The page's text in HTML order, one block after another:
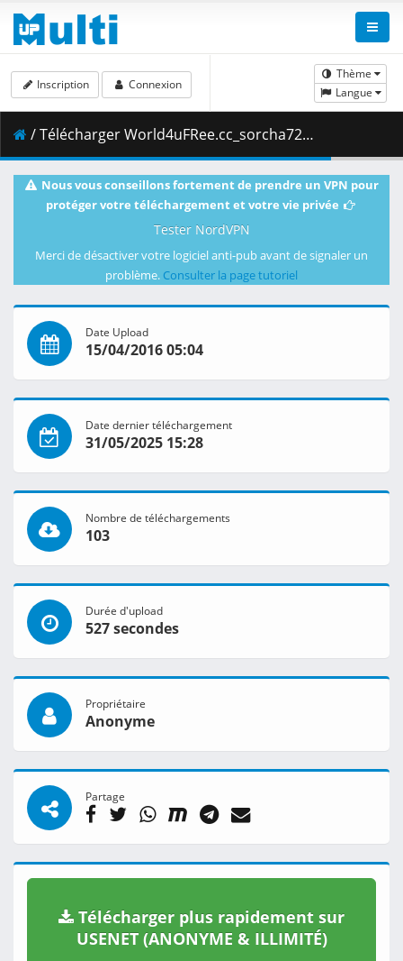
Thème
Langue
Inscription Connexion
/ Télécharger World4uFRee.cc_sorcha72dual.mkv.004 ( 199.00 MB )
Nous vous conseillons fortement de prendre un VPN pour
protéger votre téléchargement et votre vie privée
Tester NordVPN
Merci de désactiver votre logiciel anti-pub avant de signaler un
problème. Consulter la page tutoriel
Date Upload
15/04/2016 05:04
Date dernier téléchargement
31/05/2025 15:28
Nombre de téléchargements
103
Durée d'upload
527 secondes
Propriétaire
Anonyme
Partage
Télécharger plus rapidement sur
USENET (ANONYME & ILLIMITÉ)